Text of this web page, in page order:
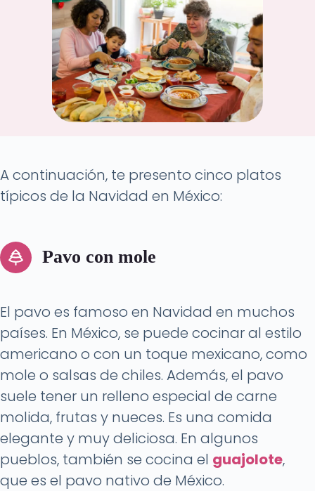
A continuación, te presento cinco platos
típicos de la Navidad en México:
Pavo con mole
El pavo es famoso en Navidad en muchos
países. En México, se puede cocinar al estilo
americano o con un toque mexicano, como
mole o salsas de chiles. Además, el pavo
suele tener un relleno especial de carne
molida, frutas y nueces. Es una comida
elegante y muy deliciosa. En algunos
pueblos, también se cocina el guajolote,
que es el pavo nativo de México.